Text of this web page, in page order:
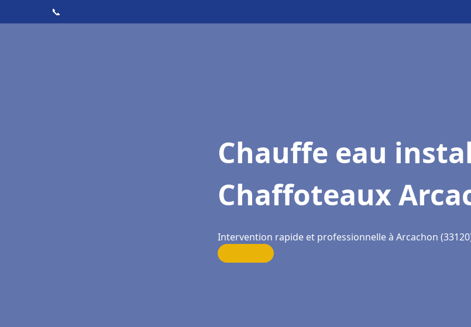
📞
Chauffe eau
Chaffoteaux
Intervention rapide et professionnelle à Arcachon